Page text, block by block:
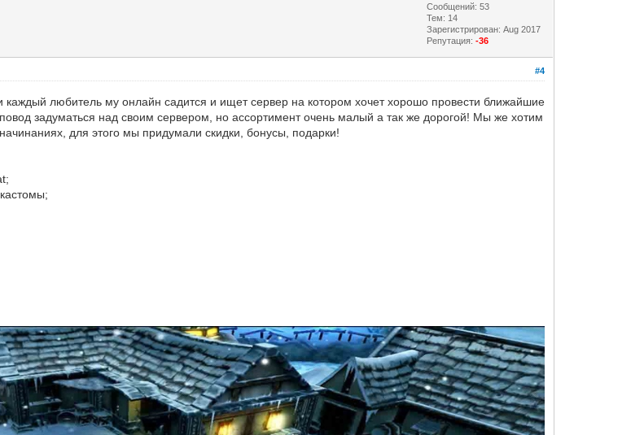
Сообщений: 53
Тем: 14
Зарегистрирован: Aug 2017
Репутация:-36
#4
каждый любитель му онлайн садится и ищет сервер на котором хочет хорошо провести ближайшие
задуматься над своим сервером, но ассортимент очень малый а так же дорогой! Мы же хотим
для этого мы придумали скидки, бонусы, подарки!